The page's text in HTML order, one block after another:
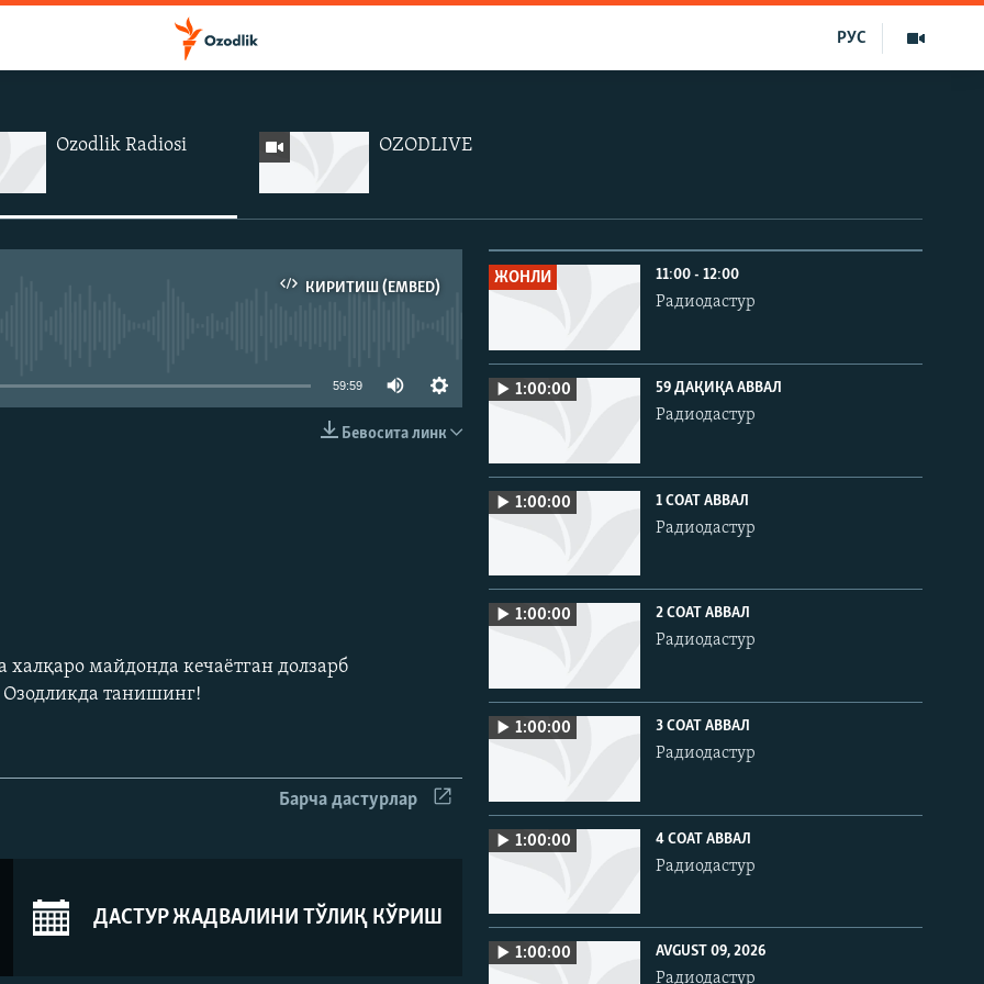
РУС
Ozodlik Radiosi OZODLIVE
КИРИТИШ (EMBED)
59:59
Бевосита линк
майдонда кечаëтган долзарб
Озодликда танишинг!
Барча дастурлар
ДАСТУР ЖАДВАЛИНИ ТЎЛИҚ КЎРИШ
ЖОНЛИ 11:00 - 12:00
Радиодастур
1:00:00 59 ДАҚИҚА АВВАЛ
Радиодастур
1:00:00 1 СОАТ АВВАЛ
Радиодастур
1:00:00 2 СОАТ АВВАЛ
Радиодастур
1:00:00 3 СОАТ АВВАЛ
Радиодастур
1:00:00 4 СОАТ АВВАЛ
Радиодастур
1:00:00 AVGUST 09, 2026
Радиодастур